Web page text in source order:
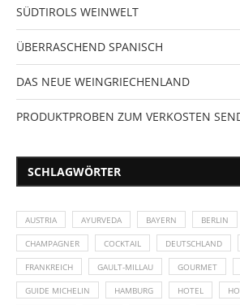
SÜDTIROLS WEINWELT
ÜBERRASCHEND SPANISCH
DAS NEUE WEINGRIECHENLAND
PRODUKTPROBEN ZUM VERKOSTEN
SCHLAGWÖRTER
AUSTRIA AYURVEDA BAYERN BERLIN
CHAMPAGNER COCKTAIL DEUTSCHLAND
FRANKREICH GAULT-MILLAU GOURMET
GUIDE MICHELIN HAMBURG HOTEL